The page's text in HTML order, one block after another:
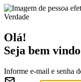
Verdade
Olá!
Seja bem
Informe e-mail e senha